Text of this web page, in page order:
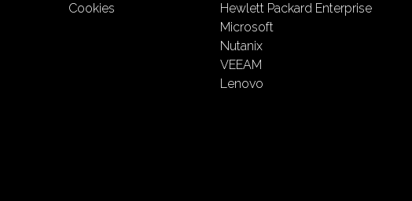
Cookies
Hewlett Packard Enterprise
Microsoft
Nutanix
VEEAM
Lenovo